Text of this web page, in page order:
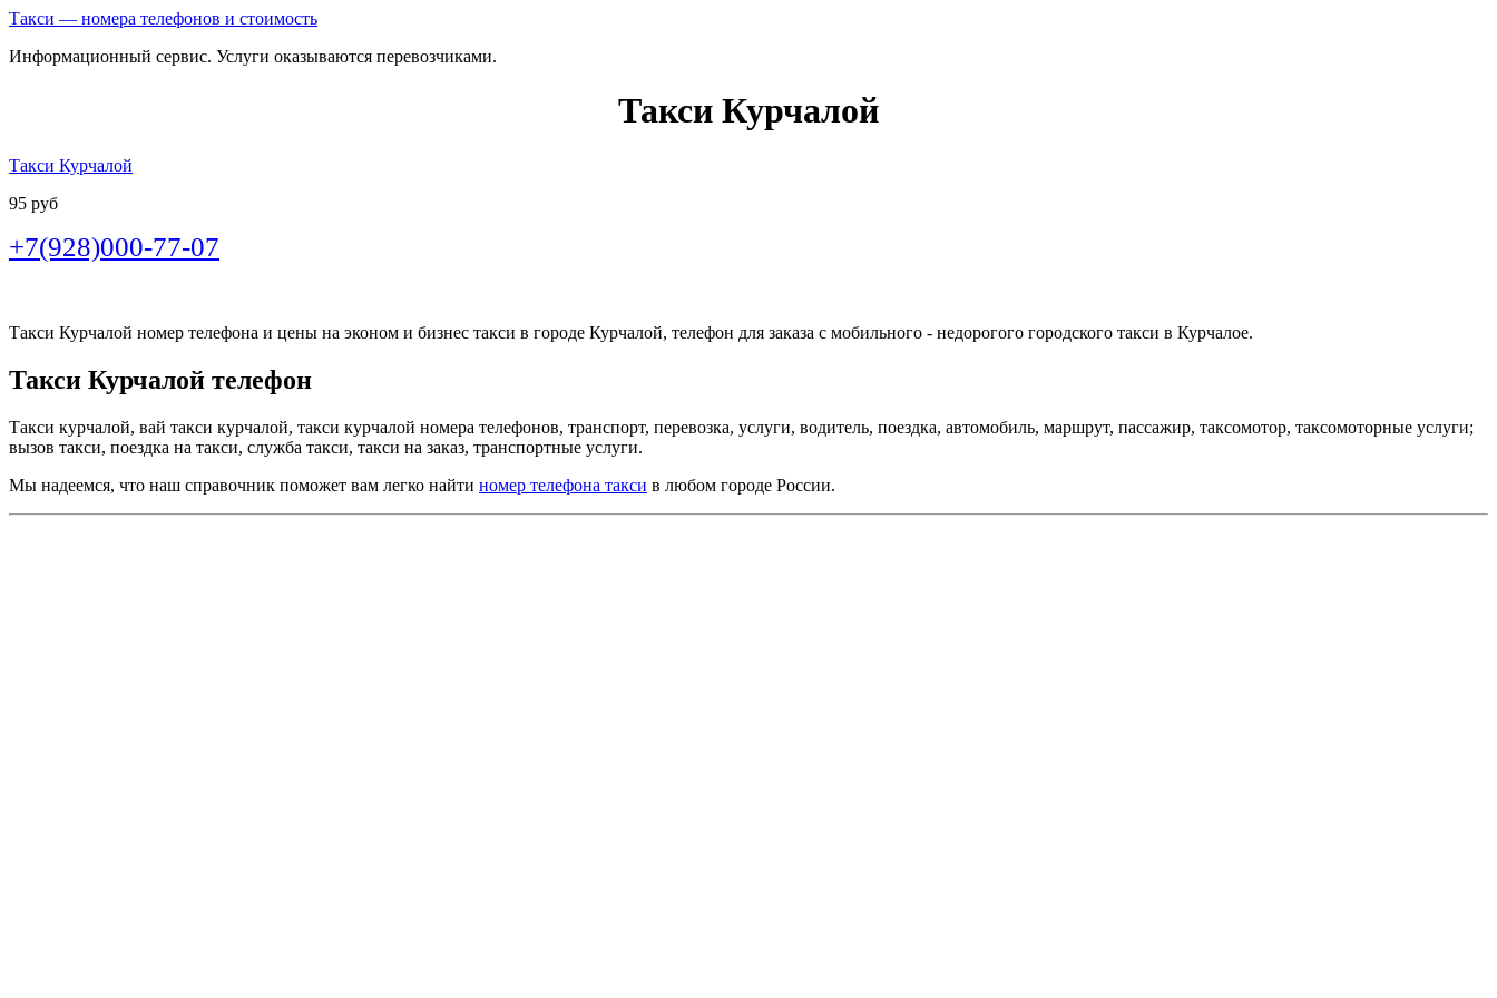
Такси — номера телефонов и стоимость
Информационный сервис. Услуги оказываются перевозчиками.
Такси Курчалой
Такси Курчалой
95 руб
+7(928)000-77-07
Такси Курчалой номер телефона и цены на эконом и бизнес такси в городе Курчалой, телефон для заказа с мобильного - недорогого городского такси в Курчалое.
Такси Курчалой телефон
Такси курчалой, вай такси курчалой, такси курчалой номера телефонов, транспорт, перевозка, услуги, водитель, поездка, автомобиль, маршрут, пассажир, таксомотор, таксомоторные услуги;
вызов такси, поездка на такси, служба такси, такси на заказ, транспортные услуги.
Мы надеемся, что наш справочник поможет вам легко найти номер телефона такси в любом городе России.